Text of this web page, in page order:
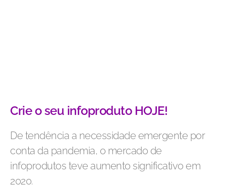
Crie o seu infoproduto HOJE!
De tendência a necessidade emergente por
conta da pandemia, o mercado de
infoprodutos teve aumento significativo em
2020.